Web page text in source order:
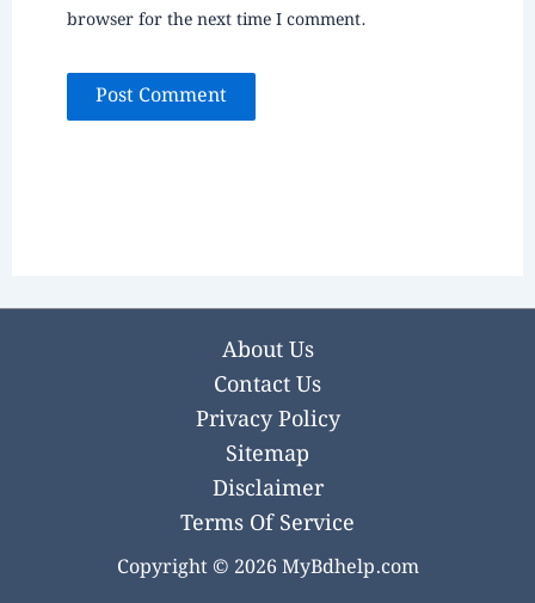
browser for the next time I comment.
About Us
Contact Us
Privacy Policy
Sitemap
Disclaimer
Terms Of Service
Copyright © 2026 MyBdhelp.com